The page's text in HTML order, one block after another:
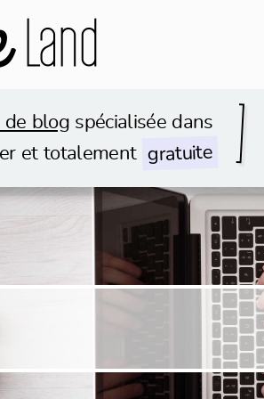
de blogspécialisée dans
et totalement gratuite